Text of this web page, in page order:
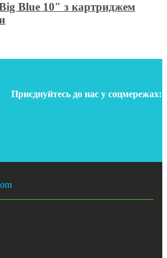
Blue 10″ з картриджем
Приєднуйтесь до нас у соцмережах: